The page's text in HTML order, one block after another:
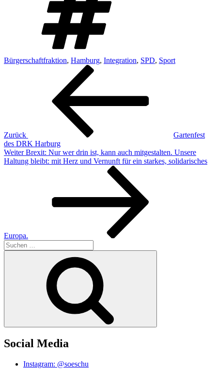
Bürgerschaftfraktion, Hamburg, Integration, SPD, Sport
Beitragsnavigation
Zurück
Gartenfest
des DRK Harburg
Nächster
Beitrag
Weiter Brexit: Nur wer drin ist, kann auch mitgestalten. Unsere
Haltung bleibt: mit Herz und Vernunft für ein starkes, solidarisches
Europa.
Suchen
nach:
Social Media
Instagram: @soeschu